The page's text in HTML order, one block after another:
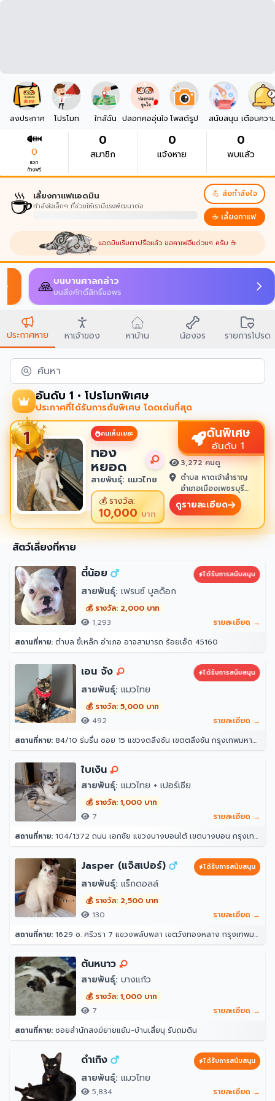
ลงประกาศ โปรโมท ใกล้ฉัน ปลอกคออุ่นใจ โพสต์รูป สนับสนุน เตือนควา
0
แจก
ก้างฟรี
0
สมาชิก
0
แจ้งหาย
0
พบแล้ว
☕เลี้ยงกาแฟแอดมิน
กำลังใจเล็กๆ ที่ช่วยให้เรามีแรงพัฒนาต่อ
💪 ส่งกำลังใจ
☕ เลี้ยงกาแฟ
แอดมินเริ่มตาปรือแล้ว ขอคาเฟอีนด่วนๆ ครับ ☕
🙏บนบานศาลกล่าว
บนสิ่งศักดิ์สิทธิ์ขอพร
ประกาศหาย หาเจ้าของ หาบ้าน น้องจร รายการโปรด
ค้นหา
อันดับ 1 • โปรโมทพิเศษ
ประกาศที่ได้รับการดันพิเศษ โดดเด่นที่สุด
คนเห็นเยอะ
ทอง
หยอด
สายพันธุ์: แมวไทย
💰รางวัล:
10,000บาท
ดันพิเศษ
อันดับ 1
3,272 คนดู
ตำบล หาดเจ้าสำราญ
อำเภอเมืองเพชรบุรี
เพชรบุรี 76100
ดูรายละเอียด
สัตว์เลี้ยงที่หาย
ตี๋น้อย
ได้รับการสนับสนุน
สายพันธุ์: เฟรนซ์ บูลด็อก
💰 รางวัล: 2,000 บาท
1,293
รายละเอียด →
สถานที่หาย: ตำบล ขี้เหล็ก อำเภอ อาจสามารถ ร้อยเอ็ด 45160
เอน จัง ได้รับการสนับสนุน
สายพันธุ์: แมวไทย
💰 รางวัล: 5,000 บาท
492
รายละเอียด →
สถานที่หาย: 84/10 ร่มรื่น ซอย 15 แขวงตลิ่งชัน เขตตลิ่งชัน กรุงเทพมหานคร 10170
ใบเงิน
สายพันธุ์: แมวไทย + เปอร์เซีย
💰 รางวัล: 1,000 บาท
7
รายละเอียด →
สถานที่หาย: 104/1372 ถนน เอกชัย แขวงบางบอนใต้ เขตบางบอน กรุงเทพมหานคร 10150
Jasper (แจ๊สเปอร์) ได้รับการสนับสนุน
สายพันธุ์: แร็กดอลล์
💰 รางวัล: 2,500 บาท
130
รายละเอียด →
สถานที่หาย: 1629 ซ. ศรีวรา 7 แขวงพลับพลา เขตวังทองหลาง กรุงเทพมหานคร 10312
ต้นหนาว
สายพันธุ์: บางแก้ว
💰 รางวัล: 1,000 บาท
7
รายละเอียด →
สถานที่หาย: ซอยสำนักสงฆ์ยายแย้ม-บ้านเสี่ยนุ รับถมดิน
ดำเกิง ได้รับการสนับสนุน
สายพันธุ์: แมวไทย
5,834 รายละเอียด →